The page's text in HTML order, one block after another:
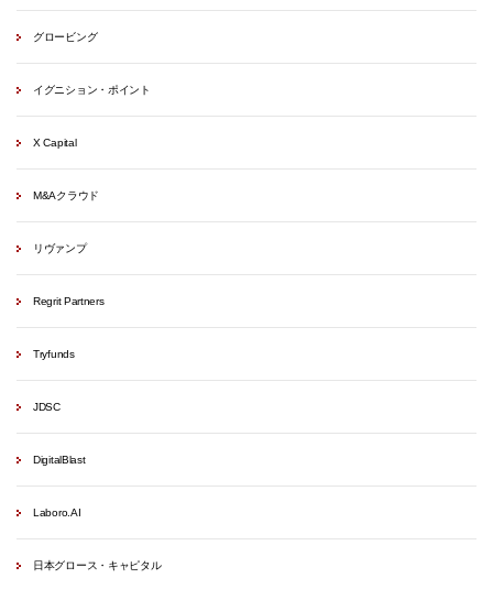
グロービング
イグニション・ポイント
X Capital
M&Aクラウド
リヴァンプ
Regrit Partners
Tryfunds
JDSC
DigitalBlast
Laboro.AI
日本グロース・キャピタル